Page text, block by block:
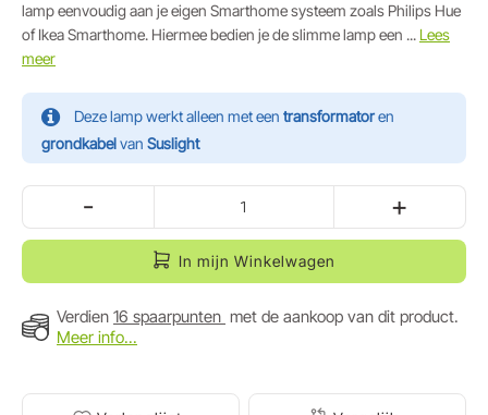
lamp eenvoudig aan je eigen Smarthome systeem zoals Philips Hue
of Ikea Smarthome. Hiermee bedien je de slimme lamp een ... Lees
meer
Deze lamp werkt alleen met een transformatoren
grondkabelvan Suslight
- +
In mijn Winkelwagen
Verdien 16 spaarpunten met de aankoop van dit product.
Meer info...